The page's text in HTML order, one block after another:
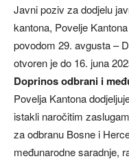
Javni poziv za dodjelu
kantona, Povelje
povodom 29. avgusta –
otvoren je do 16. juna
Doprinos odbrani i
Povelja Kantona
istakli naročitim
za odbranu Bosne i
međunarodne saradnje,